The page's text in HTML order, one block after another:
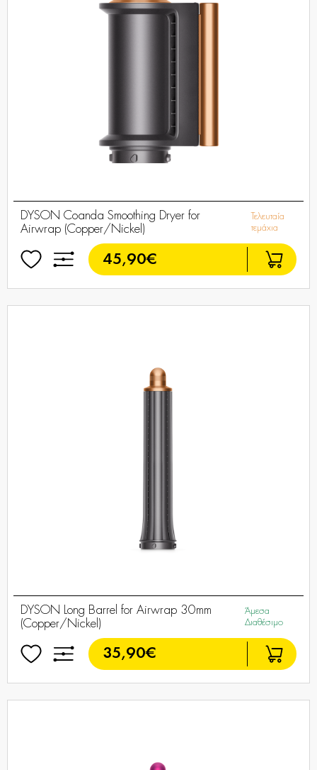
DYSON Coanda Smoothing Dryer for
Airwrap (Copper/Nickel)
Τελευταία
τεμάχια
45,90€
DYSON Long Barrel for Airwrap 30mm
(Copper/Nickel)
Άμεσα
Διαθέσιμο
35,90€